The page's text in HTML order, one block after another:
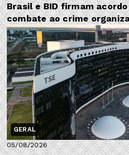
Brasil e BID firmam
combate ao crime
GERAL
05/08/2026